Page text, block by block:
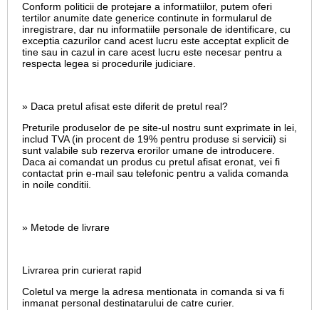
Conform politicii de protejare a informatiilor, putem oferi
tertilor anumite date generice continute in formularul de
inregistrare, dar nu informatiile personale de identificare, cu
exceptia cazurilor cand acest lucru este acceptat explicit de
tine sau in cazul in care acest lucru este necesar pentru a
respecta legea si procedurile judiciare.
» Daca pretul afisat este diferit de pretul real?
Preturile produselor de pe site-ul nostru sunt exprimate in lei,
includ TVA (in procent de 19% pentru produse si servicii) si
sunt valabile sub rezerva erorilor umane de introducere.
Daca ai comandat un produs cu pretul afisat eronat, vei fi
contactat prin e-mail sau telefonic pentru a valida comanda
in noile conditii.
» Metode de livrare
Livrarea prin curierat rapid
Coletul va merge la adresa mentionata in comanda si va fi
inmanat personal destinatarului de catre curier.